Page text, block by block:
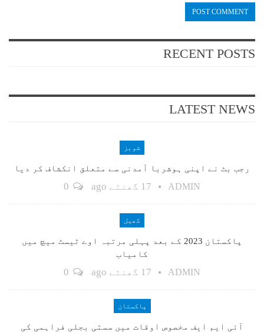
RECENT POSTS
LATEST NEWS
شوبز
رجب بٹ نے اپنی ہوشربا آمدنی سے متعلق انکشاف کر دیا
ADMIN 17 گھنٹے ago
کھیل
پاکستان 2023 کے بعد پہلی مرتبہ اوے ٹیسٹ میچ میں
کامیاب
ADMIN 17 گھنٹے ago
پاکستان
آئی ایم ایف مخصوص اوقات میں سستی بجلی فراہمی کی